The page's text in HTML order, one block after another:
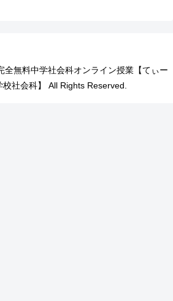
無料中学社会科オンライン授業【てぃー
社会科】 All Rights Reserved.